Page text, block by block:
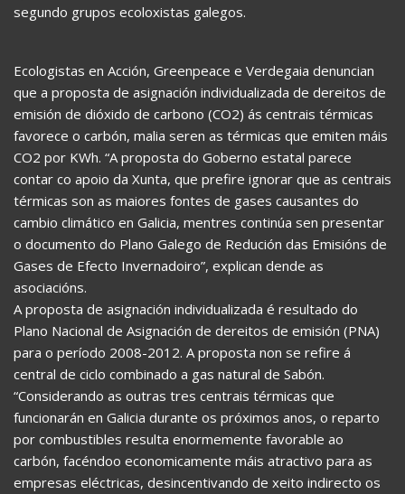
segundo grupos ecoloxistas galegos.
Ecologistas en Acción, Greenpeace e Verdegaia denuncian
que a proposta de asignación individualizada de dereitos de
emisión de dióxido de carbono (CO2) ás centrais térmicas
favorece o carbón, malia seren as térmicas que emiten máis
CO2 por KWh. “A proposta do Goberno estatal parece
contar co apoio da Xunta, que prefire ignorar que as centrais
térmicas son as maiores fontes de gases causantes do
cambio climático en Galicia, mentres continúa sen presentar
o documento do Plano Galego de Redución das Emisións de
Gases de Efecto Invernadoiro”, explican dende as
asociacións.
A proposta de asignación individualizada é resultado do
Plano Nacional de Asignación de dereitos de emisión (PNA)
para o período 2008-2012. A proposta non se refire á
central de ciclo combinado a gas natural de Sabón.
“Considerando as outras tres centrais térmicas que
funcionarán en Galicia durante os próximos anos, o reparto
por combustibles resulta enormemente favorable ao
carbón, facéndoo economicamente máis atractivo para as
empresas eléctricas, desincentivando de xeito indirecto os